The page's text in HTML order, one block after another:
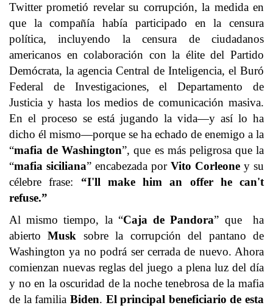
Twitter prometió revelar su corrupción, la medida en
que la compañía había participado en la censura
política, incluyendo la censura de ciudadanos
americanos en colaboración con la élite del Partido
Demócrata, la agencia Central de Inteligencia, el Buró
Federal de Investigaciones, el Departamento de
Justicia y hasta los medios de comunicación masiva.
En el proceso se está jugando la vida—y así lo ha
dicho él mismo—porque se ha echado de enemigo a la
“mafia de Washington”, que es más peligrosa que la
“mafia siciliana” encabezada por Vito Corleone y su
célebre frase: “I'll make him an offer he can't
refuse.”
Al mismo tiempo, la “Caja de Pandora” que ha
abiertoMusk sobre la corrupción del pantano de
Washington ya no podrá ser cerrada de nuevo. Ahora
comienzan nuevas reglas del juego a plena luz del día
y no en la oscuridad de la noche tenebrosa de la mafia
de la familia Biden. El principal beneficiario de esta